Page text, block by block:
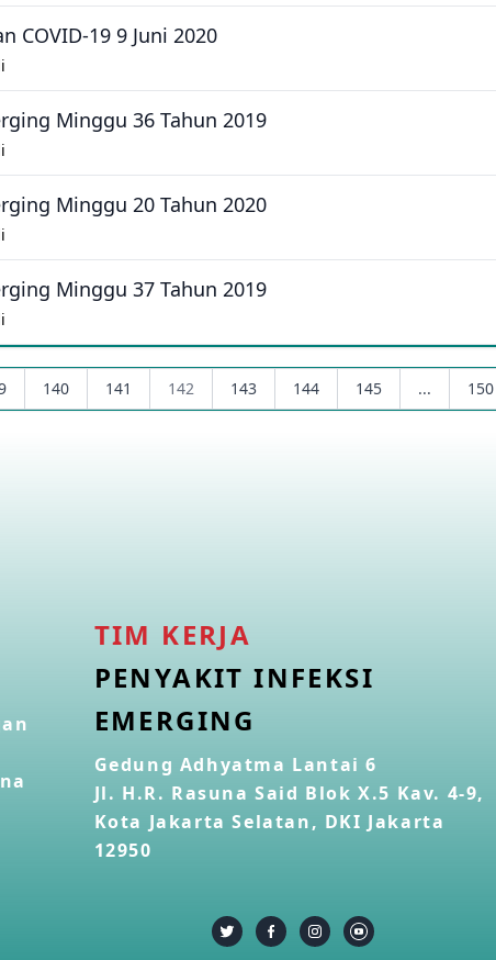
COVID-19 9 Juni 2020
Minggu 36 Tahun 2019
Minggu 20 Tahun 2020
Minggu 37 Tahun 2019
140 141 142 143 144 145 ... 150
TIM KERJA
PENYAKIT INFEKSI
EMERGING
Gedung Adhyatma Lantai 6
Jl. H.R. Rasuna Said Blok X.5 Kav. 4-9,
Kota Jakarta Selatan, DKI Jakarta
12950